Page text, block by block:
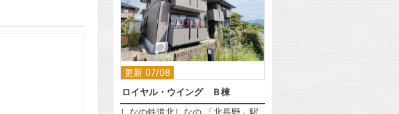
更新 07/08
2
ロイヤル・ウイング Ｂ棟